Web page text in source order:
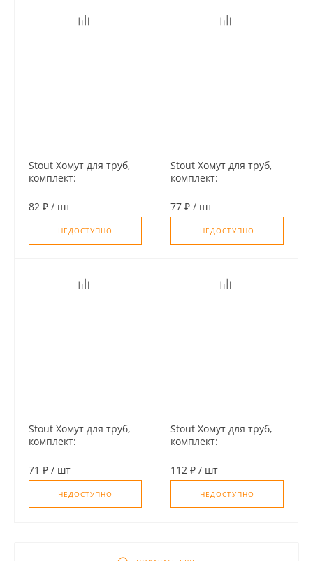
Stout Хомут для труб,
комплект:
+дюбель пластиковый
2"(59-65)
82 ₽ / шт
НЕДОСТУПНО
Stout Хомут для труб,
комплект:
+дюбель пластиковый
1 1/2"(47-52)
77 ₽ / шт
НЕДОСТУПНО
Stout Хомут для труб,
комплект:
+дюбель пластиковый
1 1/4"(40-45)
71 ₽ / шт
НЕДОСТУПНО
Stout Хомут для труб,
комплект:
+дюбель пластиковый
2 1/2"(75-80)
112 ₽ / шт
НЕДОСТУПНО